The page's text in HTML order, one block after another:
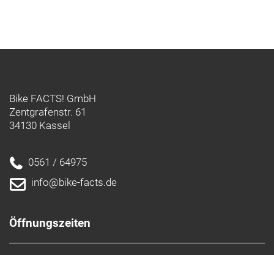
Bike FACTS! GmbH
Zentgrafenstr. 61
34130 Kassel
0561 / 64975
info@bike-facts.de
Öffnungszeiten